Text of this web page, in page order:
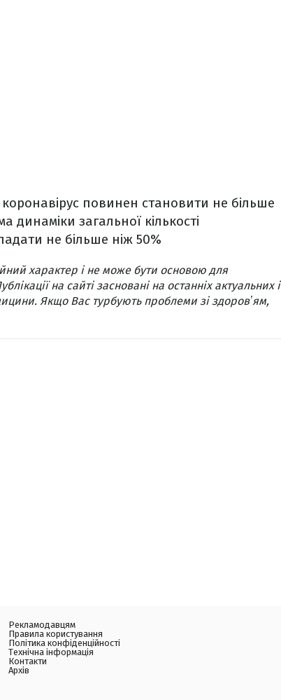
повинен становити не більше
динаміки загальної кількості
не більше ніж 50%
характер і не може бути основою для
на сайті засновані на останніх актуальних і
Якщо Вас турбують проблеми зі здоровʼям,
Рекламодавцям
Правила користування
Політика конфіденційності
Технічна інформація
Контакти
Архів